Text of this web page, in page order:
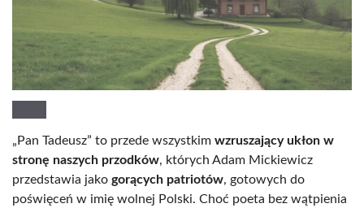
„Pan Tadeusz” to przede wszystkim wzruszający ukłon w
stronę naszych przodków, których Adam Mickiewicz
przedstawia jako gorących patriotów, gotowych do
poświęceń w imię wolnej Polski. Choć poeta bez wątpienia